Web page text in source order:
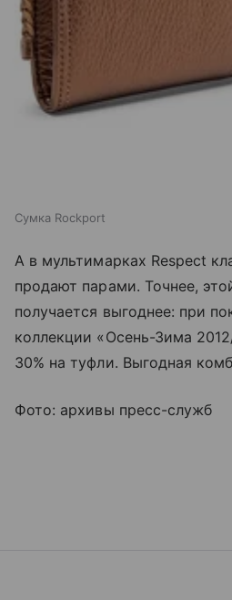
Сумка Rockport
А в мультимарках Respect
продают парами. Точнее,
получается выгоднее: при
коллекции «Осень-Зима
30% на туфли. Выгодная
Фото: архивы пресс-служб